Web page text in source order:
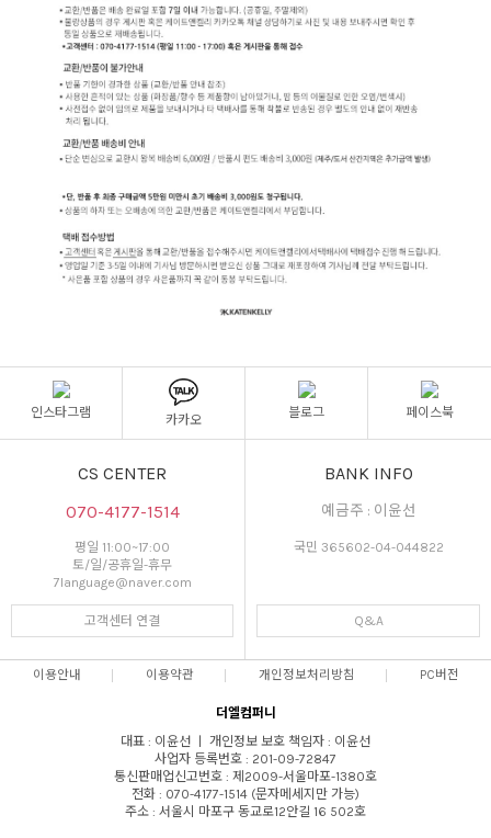
인스타그램
카카오
블로그 페이스북
CS CENTER
070-4177-1514
평일 11:00~17:00
토/일/공휴일-휴무
7language@naver.com
고객센터 연결
BANK INFO
예금주 : 이윤선
국민 365602-04-044822
Q&A
이용안내 이용약관 개인정보처리방침 PC버전
더엘컴퍼니
대표 : 이윤선 ㅣ 개인정보 보호 책임자 : 이윤선
사업자 등록번호 : 201-09-72847
통신판매업신고번호 : 제2009-서울마포-1380호
전화 : 070-4177-1514 (문자메세지만 가능)
주소 : 서울시 마포구 동교로12안길 16 502호